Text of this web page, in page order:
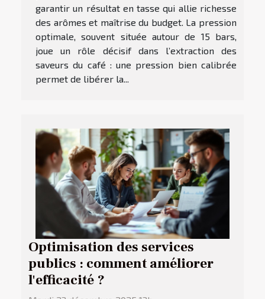
garantir un résultat en tasse qui allie richesse
des arômes et maîtrise du budget. La pression
optimale, souvent située autour de 15 bars,
joue un rôle décisif dans l’extraction des
saveurs du café : une pression bien calibrée
permet de libérer la...
Optimisation des services
publics : comment améliorer
l'efficacité ?